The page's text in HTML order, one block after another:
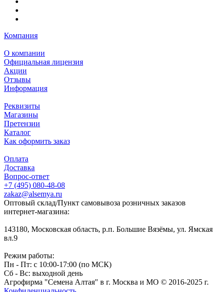
Компания
О компании
Официальная лицензия
Акции
Отзывы
Информация
Реквизиты
Магазины
Претензии
Каталог
Как оформить заказ
Оплата
Доставка
Вопрос-ответ
+7 (495) 080-48-08
zakaz@alsemya.ru
Оптовый склад/Пункт самовывоза розничных заказов
интернет-магазина:
143180, Московская область, р.п. Большие Вязёмы, ул. Ямская
вл.9
Режим работы:
Пн - Пт: с 10:00-17:00 (по МСК)
Сб - Вс: выходной день
Агрофирма "Семена Алтая" в г. Москва и МО © 2016-2025 г.